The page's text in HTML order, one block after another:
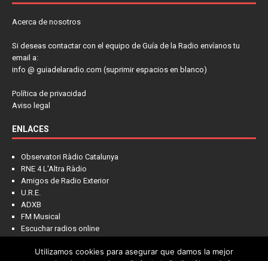
Acerca de nosotros
Si deseas contactar con el equipo de Guía de la Radio envíanos tu
email a:
info @ guiadelaradio.com (suprimir espacios en blanco)
Política de privacidad
Aviso legal
ENLACES
Observatori Ràdio Catalunya
RNE 4 L'Altra Ràdio
Amigos de Radio Exterior
U.R.E.
ADXB
FM Musical
Escuchar radios online
Utilizamos cookies para asegurar que damos la mejor